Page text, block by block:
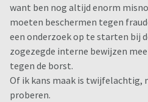
want ben nog altijd enorm
moeten beschermen tegen
een onderzoek op te starten bij
zogezegde interne bewijzen
tegen de borst.
Of ik kans maak is twijfelachtig,
proberen.